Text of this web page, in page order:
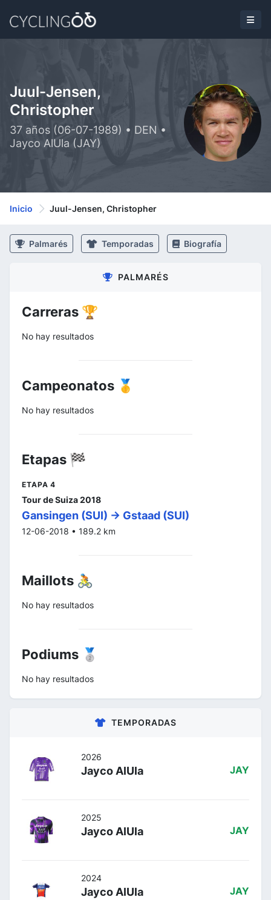
Juul-Jensen,
Christopher
37 años (06-07-1989) • DEN •
Jayco AlUla (JAY)
Inicio Juul-Jensen, Christopher
Palmarés Temporadas Biografía
PALMARÉS
Carreras 🏆
No hay resultados
Campeonatos 🥇
No hay resultados
Etapas 🏁
ETAPA 4
Tour de Suiza 2018
Gansingen (SUI) -> Gstaad (SUI)
12-06-2018 • 189.2 km
Maillots 🚴
No hay resultados
Podiums 🥈
No hay resultados
TEMPORADAS
2026
Jayco AlUla JAY
2025
Jayco AlUla JAY
2024
Jayco AlUla JAY